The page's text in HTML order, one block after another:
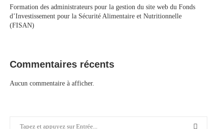
Formation des administrateurs pour la gestion du site web du Fonds
d’Investissement pour la Sécurité Alimentaire et Nutritionnelle
(FISAN)
Commentaires récents
Aucun commentaire à afficher.